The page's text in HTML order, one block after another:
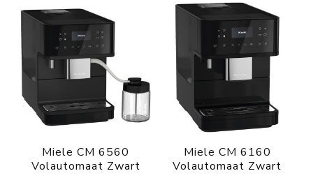
Miele CM 6560
Volautomaat Zwart
Miele CM 6160
Volautomaat Zwart